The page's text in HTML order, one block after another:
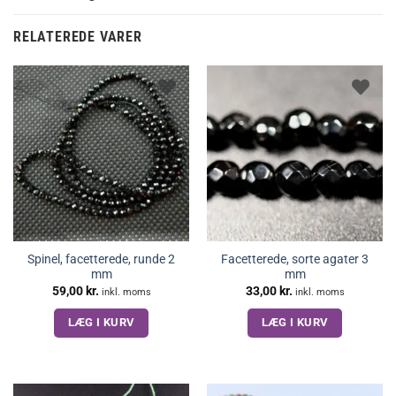
RELATEREDE VARER
Spinel, facetterede, runde 2
mm
59,00 kr. inkl. moms
LÆG I KURV
Facetterede, sorte agater 3
mm
33,00 kr. inkl. moms
LÆG I KURV